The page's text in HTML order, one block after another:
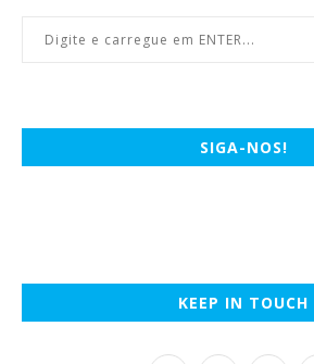
SIGA-NOS!
KEEP IN TOUCH